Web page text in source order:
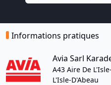
Informations pratiques
Avia Sarl
A43 Aire De
L'Isle-D'Abeau